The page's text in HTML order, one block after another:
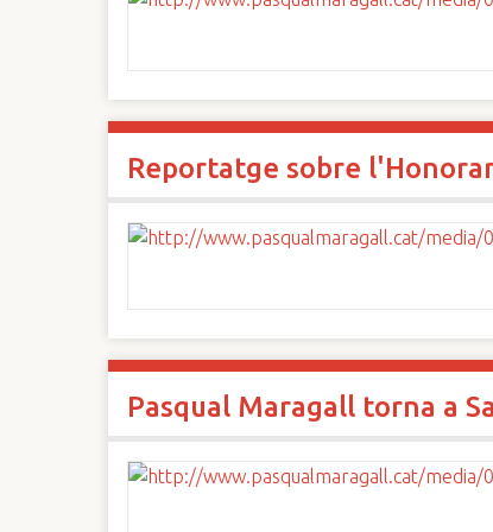
Reportatge sobre
Pasqual Maragall torna a